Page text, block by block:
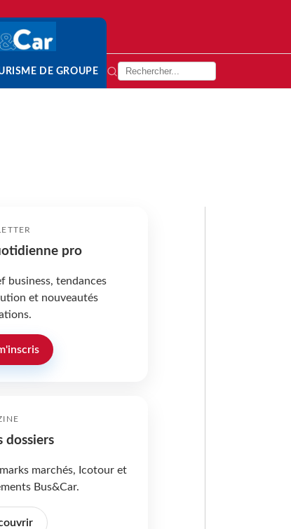
DE GROUPE
pro
business, tendances
et nouveautés
dossiers
marchés, Icotour et
Bus&Car.